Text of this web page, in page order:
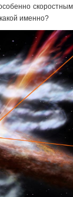
именно?